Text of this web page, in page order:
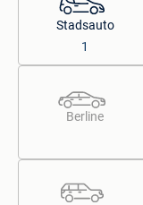
Stadsauto
1
Berline